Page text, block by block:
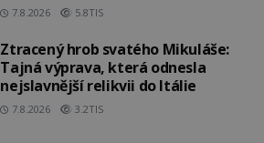
7.8.2026 5.8TIS
Ztracený hrob svatého Mikuláše:
Tajná výprava, která odnesla
nejslavnější relikvii do Itálie
7.8.2026 3.2TIS